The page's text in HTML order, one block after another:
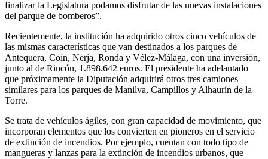
finalizar la Legislatura podamos disfrutar de las nuevas instalaciones
del parque de bomberos”.
Recientemente, la institución ha adquirido otros cinco vehículos de
las mismas características que van destinados a los parques de
Antequera, Coín, Nerja, Ronda y Vélez-Málaga, con una inversión,
junto al de Rincón, 1.898.642 euros. El presidente ha adelantado
que próximamente la Diputación adquirirá otros tres camiones
similares para los parques de Manilva, Campillos y Alhaurín de la
Torre.
Se trata de vehículos ágiles, con gran capacidad de movimiento, que
incorporan elementos que los convierten en pioneros en el servicio
de extinción de incendios. Por ejemplo, cuentan con todo tipo de
mangueras y lanzas para la extinción de incendios urbanos, que